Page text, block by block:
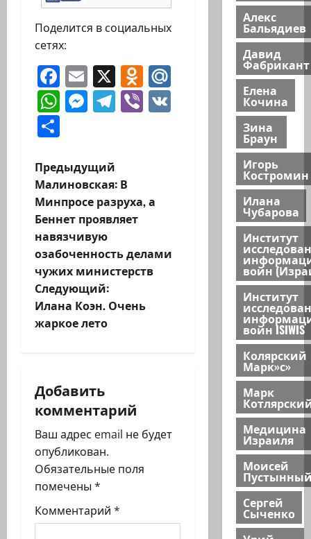
Поделится в социальных
сетях:
Facebook
Email
X Odnoklassniki
Mail.Ru
WhatsApp
Messenger
Telegram
Viber
Н
а
в
и
г
а
я
з
а
п
и
Предыдущий
Малиновская: В
Минпросе разруха, а
Беннет проявляет
навязчивую
озабоченность делами
чужих министерств
Следующий:
Илана Коэн. Очень
жаркое лето
Добавить
комментарий
Ваш адрес email не будет
опубликован.
Обязательные поля
помечены *
Комментарий *
Алекс
Бальядиев
Давид
Фабрикант
Елена
Кочина
Зина
Браун
Игорь
Костромин
Илана
Чубарова
Институт
войн
Институт
войн ISIWIS
Колярский
Марк»с»
Марк
Медицина
Израиля
Моисей
Сергей
Сыченко